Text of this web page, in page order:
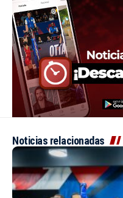
Noticias relacionadas